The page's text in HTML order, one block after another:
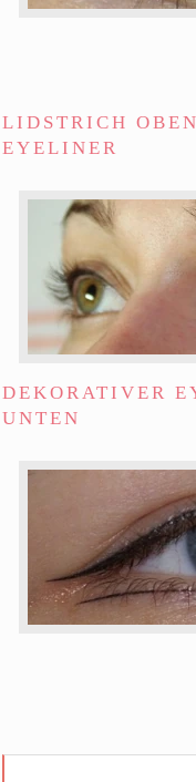
LIDSTRICH
EYELINER
DEKORATIVER
UNTEN